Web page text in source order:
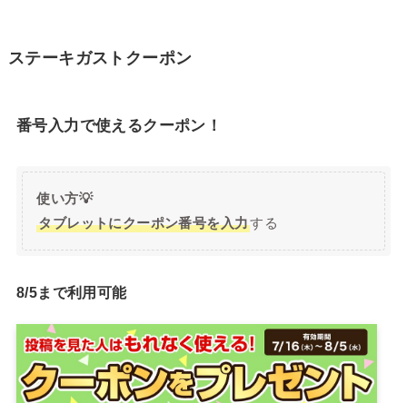
ステーキガストクーポン
番号入力で使えるクーポン！
使い方💡
タブレットにクーポン番号を入力する
8/5まで利用可能